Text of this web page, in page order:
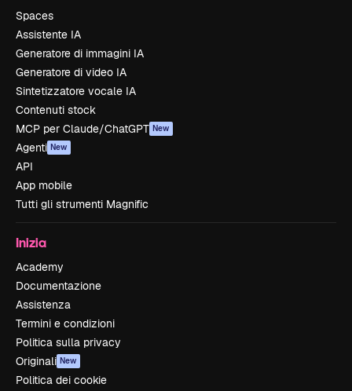
Spaces
Assistente IA
Generatore di immagini IA
Generatore di video IA
Sintetizzatore vocale IA
Contenuti stock
MCP per Claude/ChatGPT New
Agenti New
API
App mobile
Tutti gli strumenti Magnific
Inizia
Academy
Documentazione
Assistenza
Termini e condizioni
Politica sulla privacy
Originali New
Politica dei cookie